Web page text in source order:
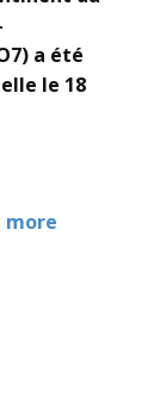
a été
le 18
more